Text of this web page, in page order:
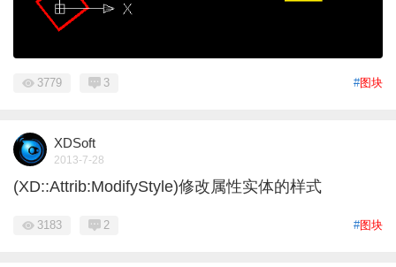
#图块
3779 3
XDSoft
2013-7-28
(XD::Attrib:ModifyStyle)修改属性实体的样式
#图块
3183 2